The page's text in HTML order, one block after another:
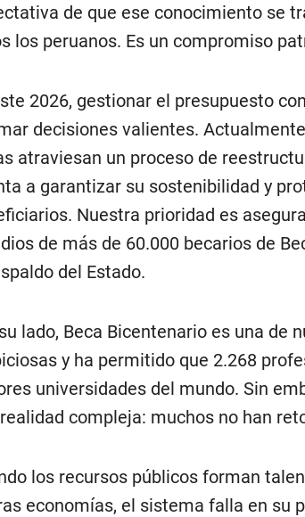
de que ese conocimiento se
los peruanos. Es un compromiso
2026, gestionar el presupuesto
decisiones valientes.
atraviesan un proceso de
a garantizar su sostenibilidad y
Nuestra prioridad es
de más de 60.000 becarios de
del Estado.
lado, Beca Bicentenario es una de
y ha permitido que 2.268
universidades del mundo. Sin
compleja: muchos no han
los recursos públicos forman
economías, el sistema falla en su